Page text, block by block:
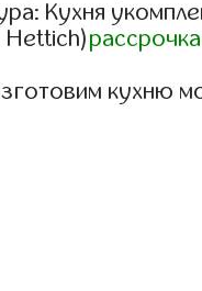
Кухня
Hettich)
кухню